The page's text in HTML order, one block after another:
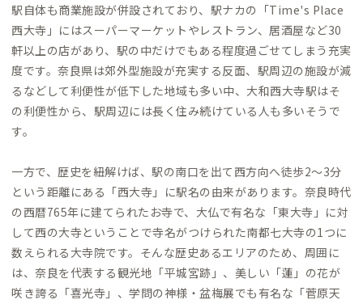
駅自体も商業施設が併設されており、駅ナカの「Time's Place
西大寺」にはスーパーマーケットやレストラン、居酒屋など30
軒以上の店があり、駅の中だけでもある程度過ごせてしまう充実
度です。奈良県は郊外型施設が充実する反面、駅周辺の施設が減
るなどして利便性が低下した地域も多い中、大和西大寺駅はそ
の利便性から、駅周辺には長く住み続けている人も多いそうで
す。
一方で、歴史を紐解けば、駅の南口を出て西方向へ徒歩2〜3分
という距離にある「西大寺」に駅名の由来があります。奈良時代
の西暦765年に建てられたお寺で、大仏で有名な「東大寺」に対
して西の大寺ということで寺名がつけられた南都七大寺の1つに
数えられる大寺院です。そんな歴史あるエリアのため、周囲に
は、奈良を代表する観光地「平城宮跡」、美しい「蓮」の花が
咲き誇る「喜光寺」、学問の神様・盆梅展でも有名な「菅原天